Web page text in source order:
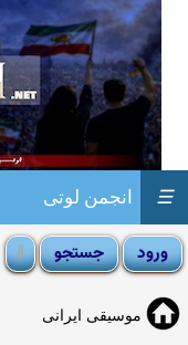
انجمن لوتی ☰
موسیقی ایرانی